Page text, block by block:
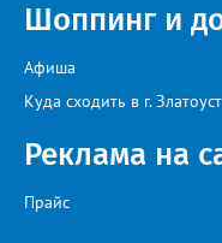
Шоппинг и
Афиша
Куда сходить в г. Златоуст
Реклама на
Прайс